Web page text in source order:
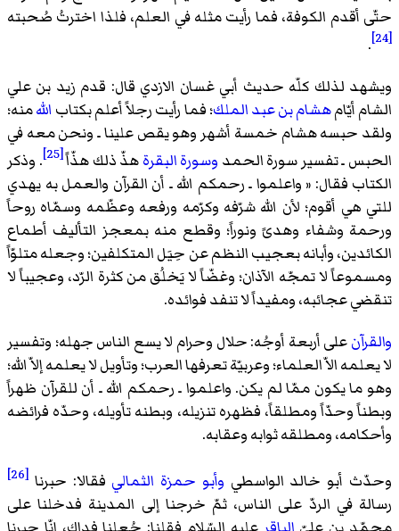
حتّى أقدم الكوفة، فما رأيت مثله في العلم، فلذا اخترتُ صُحبته
[24]
.
ويشهد لذلك كلّه حديث أبي غسان الازدي قال: قدم زيد بن علي
الشام أيّامهشام بن عبد الملك؛ فما رأيت رجلاً أعلم بكتاب اللهمنه؛
ولقد حبسه هشام خمسة أشهر وهو يقص علينا ـ ونحن معه في
الحبس ـ تفسير سورة الحمد وسورة البقرةهذّ ذلك هذّاً[25]
. وذكر
الكتاب فقال: « واعلموا ـ رحمكم الله ـ أن القرآن والعمل به يهدي
للتي هي أقوم؛ لأن الله شرّفه وكرّمه ورفعه وعظّمه وسمّاه روحاً
ورحمة وشفاء وهدىً ونوراً؛ وقطع منه بمعجز التأليف أطماع
الكائدين، وأبانه بعجيب النظم عن حِيَل المتكلفين؛ وجعله متلوّاً
ومسموعاً لا تمجّه الآذان؛ وغضّاً لا يَخلُق من كثرة الرّد، وعجيباً لا
تنقضي عجائبه، ومفيداً لا تنفد فوائده.
والقرآنعلى أربعة أوجُه: حلال وحرام لا يسع الناس جهله؛ وتفسير
لا يعلمه الاّ العلماء؛ وعربيّة تعرفها العرب؛ وتأويل لا يعلمه إلاّ الله؛
وهو ما يكون ممّا لم يكن. واعلموا ـ رحمكم الله ـ أن للقرآن ظهراً
وبطناً وحدّاً ومطلقاً، فظهره تنزيله، وبطنه تأويله، وحدّه فرائضه
وأحكامه، ومطلقه ثوابه وعقابه.
وحدّث أبو خالد الواسطي وأبو حمزة الثمالي فقالا: حبرنا [26]
رسالة في الردّ على الناس، ثمّ خرجنا إلى المدينة فدخلنا على